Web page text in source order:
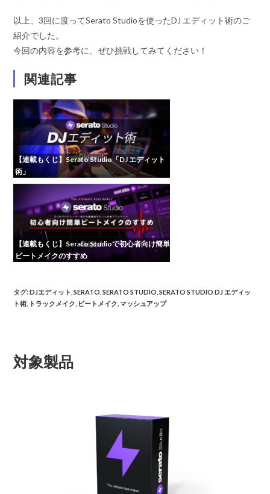
以上、3回に渡ってSerato Studioを使ったDJ エディット術のご
紹介でした。
今回の内容を参考に、ぜひ挑戦してみてください！
関連記事
【連載もくじ】Serato Studio「DJ エディット
術」
【連載もくじ】Serato Studioで初心者向け簡単
ビートメイクのすすめ
タグ:DJエディット SERATO SERATO STUDIO SERATO STUDIO DJ エディッ
ト術
トラックメイク ビートメイク マッシュアップ
対象製品